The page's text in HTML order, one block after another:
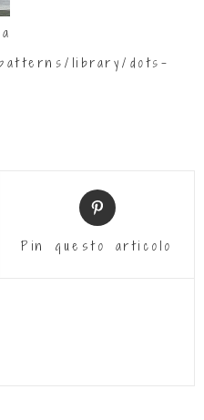
library/dots-
Pin questo articolo